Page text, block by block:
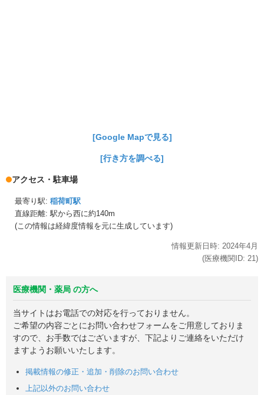
[Google Mapで見る]
[行き方を調べる]
アクセス・駐車場
最寄り駅: 稲荷町駅
直線距離: 駅から西に約140m
(この情報は経緯度情報を元に生成しています)
情報更新日時: 2024年4月
(医療機関ID: 21)
医療機関・薬局 の方へ
当サイトはお電話での対応を行っておりません。
ご希望の内容ごとにお問い合わせフォームをご用意しておりま
すので、お手数ではございますが、下記よりご連絡をいただけ
ますようお願いいたします。
掲載情報の修正・追加・削除のお問い合わせ
上記以外のお問い合わせ